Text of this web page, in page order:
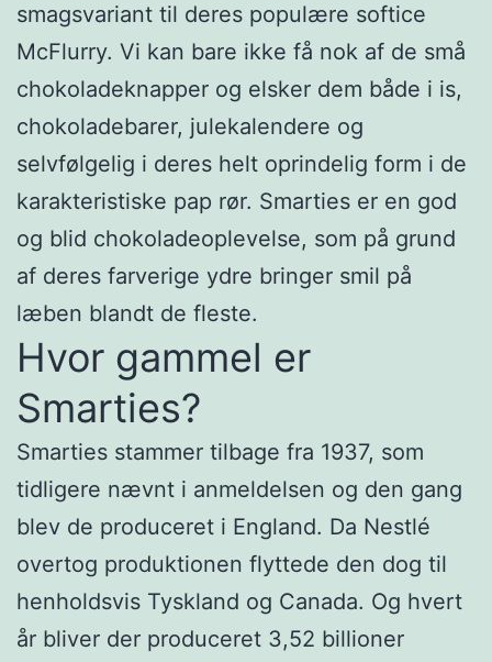
smagsvariant til deres populære softice
McFlurry. Vi kan bare ikke få nok af de små
chokoladeknapper og elsker dem både i is,
chokoladebarer, julekalendere og
selvfølgelig i deres helt oprindelig form i de
karakteristiske pap rør. Smarties er en god
og blid chokoladeoplevelse, som på grund
af deres farverige ydre bringer smil på
læben blandt de fleste.
Hvor gammel er
Smarties?
Smarties stammer tilbage fra 1937, som
tidligere nævnt i anmeldelsen og den gang
blev de produceret i England. Da Nestlé
overtog produktionen flyttede den dog til
henholdsvis Tyskland og Canada. Og hvert
år bliver der produceret 3,52 billioner